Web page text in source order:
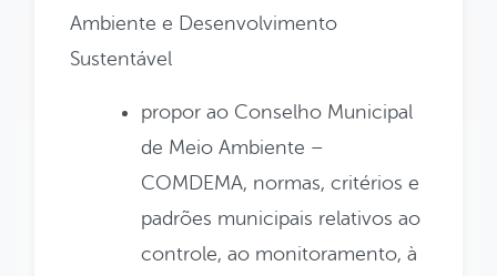
Ambiente e Desenvolvimento
Sustentável
propor ao Conselho Municipal
de Meio Ambiente –
COMDEMA, normas, critérios e
padrões municipais relativos ao
controle, ao monitoramento, à